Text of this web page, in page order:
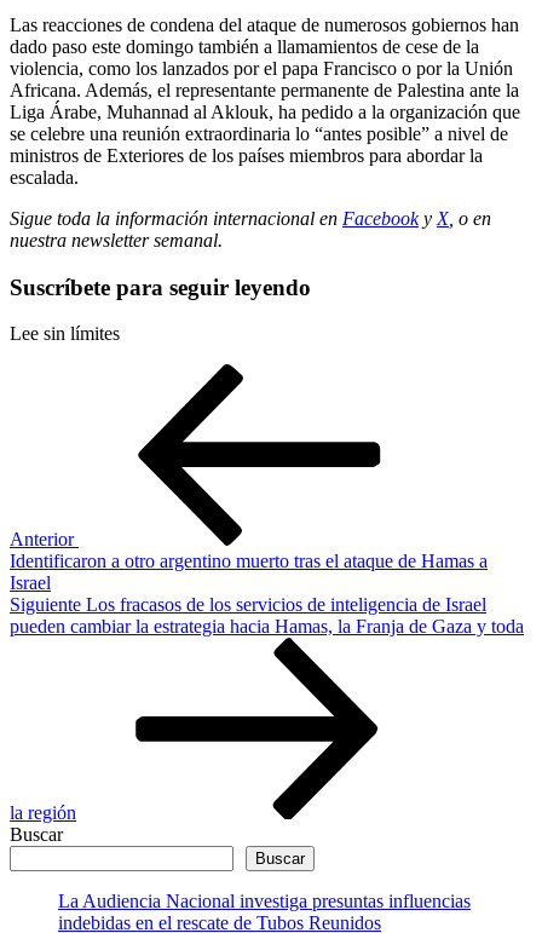
Las reacciones de condena del ataque de numerosos gobiernos han
dado paso este domingo también a llamamientos de cese de la
violencia, como los lanzados por el papa Francisco o por la Unión
Africana. Además, el representante permanente de Palestina ante la
Liga Árabe, Muhannad al Aklouk, ha pedido a la organización que
se celebre una reunión extraordinaria lo “antes posible” a nivel de
ministros de Exteriores de los países miembros para abordar la
escalada.
Sigue toda la información internacional en Facebooky X, o en
nuestra newsletter semanal.
Suscríbete para seguir leyendo
Lee sin límites
Anterior
Identificaron a otro argentino muerto tras el ataque de Hamas a
Israel
Siguiente
entrada
Siguiente Los fracasos de los servicios de inteligencia de Israel
pueden cambiar la estrategia hacia Hamas, la Franja de Gaza y toda
la región
Buscar
Buscar
La Audiencia Nacional investiga presuntas influencias
indebidas en el rescate de Tubos Reunidos